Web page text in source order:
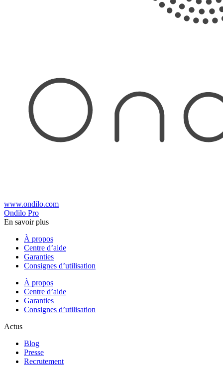
www.ondilo.com
Ondilo Pro
En savoir plus
À propos
Centre d’aide
Garanties
Consignes d’utilisation
À propos
Centre d’aide
Garanties
Consignes d’utilisation
Actus
Blog
Presse
Recrutement